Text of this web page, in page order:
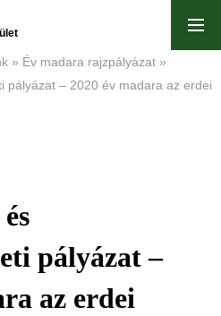
Év madara rajzpályázat
pályázat – 2020 év madara az erdei
pályázat –
az erdei